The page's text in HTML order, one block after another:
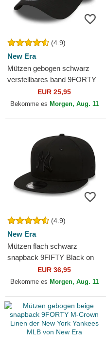
(4.9)
New Era
Mützen gebogen schwarz
verstellbares band 9FORTY
Essential der New York
Yankees MLB von New Era
EUR 25,95
Bekomme es Morgen, Aug. 11
(4.9)
New Era
Mützen flach schwarz
snapback 9FIFTY Black on
Black der New York Yankees
MLB von New Era
EUR 36,95
Bekomme es Morgen, Aug. 11